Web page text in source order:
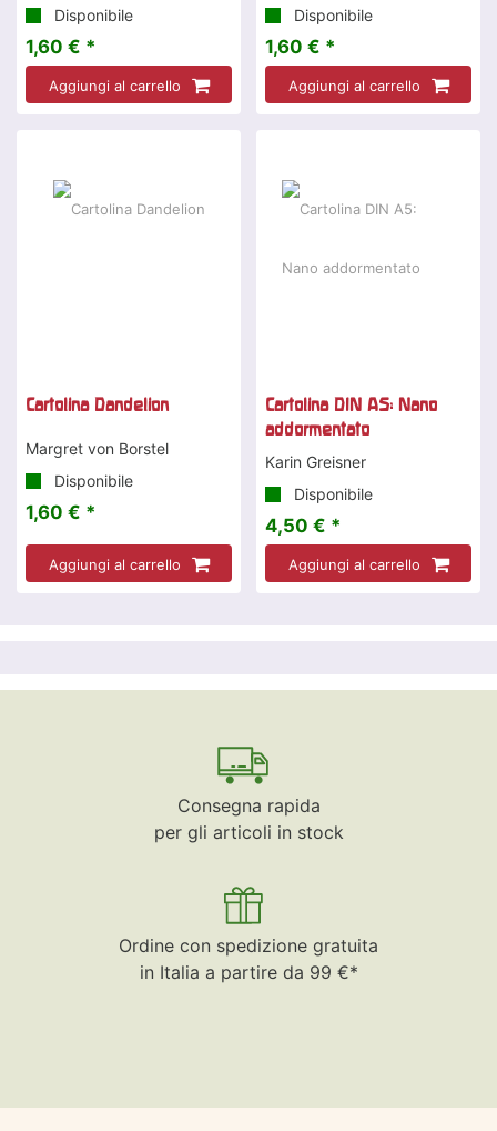
Disponibile
1,60 € *
Aggiungi al carrello
Disponibile
1,60 € *
Aggiungi al carrello
Cartolina Dandelion
Margret von Borstel
Disponibile
1,60 € *
Aggiungi al carrello
Cartolina DIN A5: Nano
addormentato
Karin Greisner
Disponibile
4,50 € *
Aggiungi al carrello
Consegna rapida
per gli articoli in stock
Ordine con spedizione gratuita
in Italia a partire da 99 €*